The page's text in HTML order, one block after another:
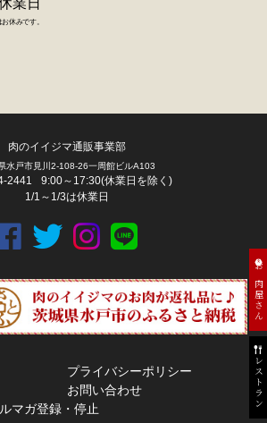
お肉屋さん
レストラン
肉のイイジマ通販事業部
水戸市見川2-108-26一周館ビルA103
2441
9:00～17:30(休業日を除く)
1/1～1/3は休業日
プライバシーポリシー
お問い合わせ
マガ登録・停止